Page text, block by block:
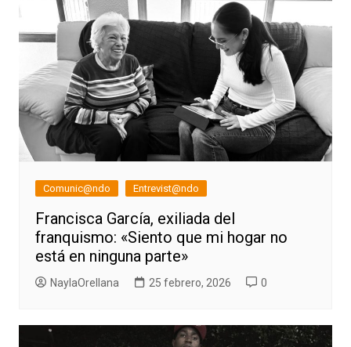
Comunic@ndo Entrevist@ndo
Francisca García, exiliada del
franquismo: «Siento que mi hogar no
está en ninguna parte»
NaylaOrellana 25 febrero, 2026 0